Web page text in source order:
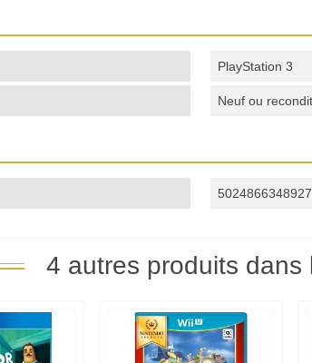
PlayStation 3
Neuf ou
5024866348927
4 autres produits dans